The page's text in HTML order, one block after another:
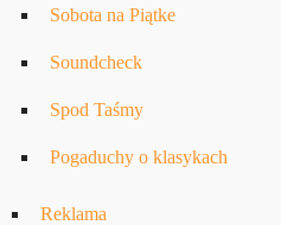
Sobota na Piątke
Soundcheck
Spod Taśmy
Pogaduchy o klasykach
Reklama